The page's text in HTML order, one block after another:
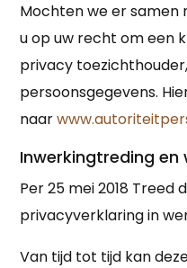
Mochten we er samen
u op uw recht om een
privacy
persoonsgegevens.
naar
Inwerkingtreding en
Per 25 mei 2018 Treed
privacyverklaring in
Van tijd tot tijd kan